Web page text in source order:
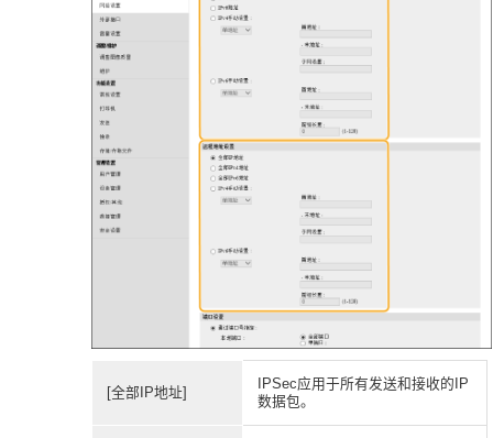
[全部IP地址]
IPSec应用于所有发送和接收的IP
数据包。